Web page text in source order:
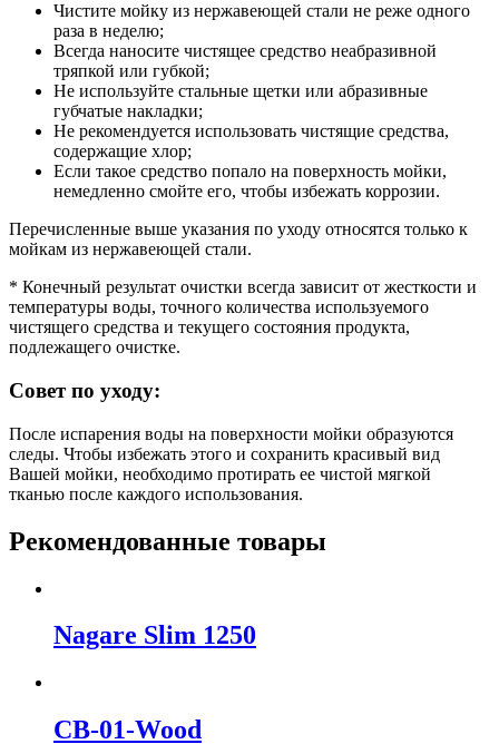
Чистите мойку из нержавеющей стали не реже одного
раза в неделю;
Всегда наносите чистящее средство неабразивной
тряпкой или губкой;
Не используйте стальные щетки или абразивные
губчатые накладки;
Не рекомендуется использовать чистящие средства,
содержащие хлор;
Если такое средство попало на поверхность мойки,
немедленно смойте его, чтобы избежать коррозии.
Перечисленные выше указания по уходу относятся только к
мойкам из нержавеющей стали.
* Конечный результат очистки всегда зависит от жесткости и
температуры воды, точного количества используемого
чистящего средства и текущего состояния продукта,
подлежащего очистке.
Совет по уходу:
После испарения воды на поверхности мойки образуются
следы. Чтобы избежать этого и сохранить красивый вид
Вашей мойки, необходимо протирать ее чистой мягкой
тканью после каждого использования.
Рекомендованные товары
Nagare Slim 1250
CB-01-Wood